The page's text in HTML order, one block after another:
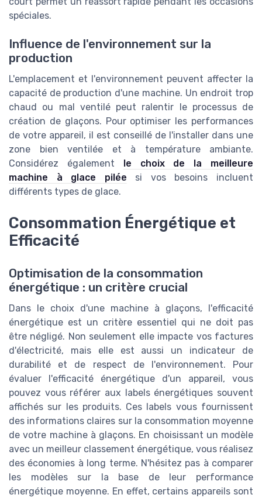
spéciales.
Influence de l'environnement sur la
production
L'emplacement et l'environnement peuvent affecter la
capacité de production d'une machine. Un endroit trop
chaud ou mal ventilé peut ralentir le processus de
création de glaçons. Pour optimiser les performances
de votre appareil, il est conseillé de l'installer dans une
zone bien ventilée et à température ambiante.
Considérez également le choix de la meilleure
machine à glace pilée si vos besoins incluent
différents types de glace.
Consommation Énergétique et
Efficacité
Optimisation de la consommation
énergétique : un critère crucial
Dans le choix d'une machine à glaçons, l'efficacité
énergétique est un critère essentiel qui ne doit pas
être négligé. Non seulement elle impacte vos factures
d'électricité, mais elle est aussi un indicateur de
durabilité et de respect de l'environnement. Pour
évaluer l'efficacité énergétique d'un appareil, vous
pouvez vous référer aux labels énergétiques souvent
affichés sur les produits. Ces labels vous fournissent
des informations claires sur la consommation moyenne
de votre machine à glaçons. En choisissant un modèle
avec un meilleur classement énergétique, vous réalisez
des économies à long terme. N'hésitez pas à comparer
les modèles sur la base de leur performance
énergétique moyenne. En effet, certains appareils sont